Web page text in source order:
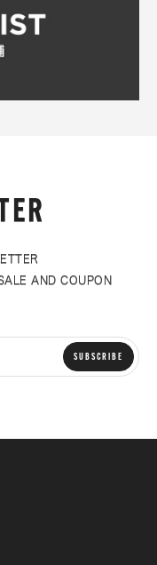
AND COUPON
SUBSCRIBE